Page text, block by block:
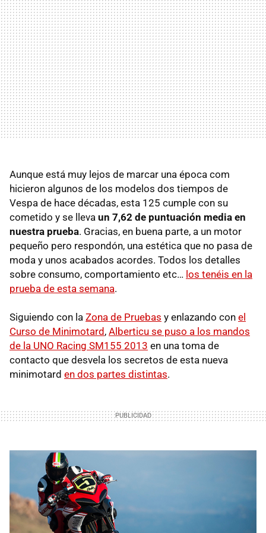
Aunque está muy lejos de marcar una época com
hicieron algunos de los modelos dos tiempos de
Vespa de hace décadas, esta 125 cumple con su
cometido y se lleva un 7,62 de puntuación media en
nuestra prueba. Gracias, en buena parte, a un motor
pequeño pero respondón, una estética que no pasa de
moda y unos acabados acordes. Todos los detalles
sobre consumo, comportamiento etc… los tenéis en la
prueba de esta semana.
Siguiendo con la Zona de Pruebas y enlazando con el
Curso de Minimotard, Alberticu se puso a los mandos
de la UNO Racing SM155 2013 en una toma de
contacto que desvela los secretos de esta nueva
minimotard en dos partes distintas.